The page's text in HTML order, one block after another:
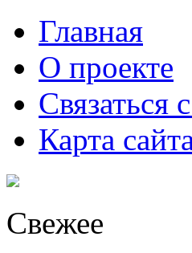
Главная
О проекте
Связаться
Карта
Свежее